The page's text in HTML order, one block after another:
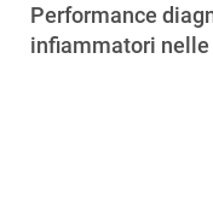
Performance
infiammatori